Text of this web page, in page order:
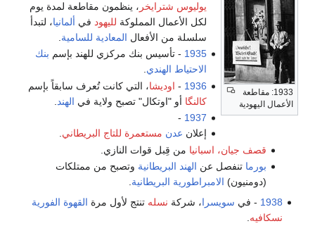
1933: مقاطعة
الأعمال اليهودية
يوليوس شترايخر ، ينظمون مقاطعة لمدة يوم
لكل الأعمال المملوكة لليهود في ألمانيا، لتبدأ
سلسلة من الأفعال المعادية للسامية
1935 - تأسيس بنك مركزي للهند بإسم بنك
الاحتياط الهندي.
1936
- اوديشا، التي كانت تُعرف سابقاً بإسم
كالنگا أو "اوتكال" تصبح ولاية في الهند
1937
-
إعلان عدن مستعمرة للتاج البريطاني.
قصف جيان، اسبانيا من قِبل قوات النازي.
بورما تنفصل عن الهند البريطانية وتصبح من ممتلكات
(دومنيون) الامبراطورية البريطانية
1938 - في سويسرا، شركة نسله تنتج لأول مرة القهوة الفورية
نسكافيه